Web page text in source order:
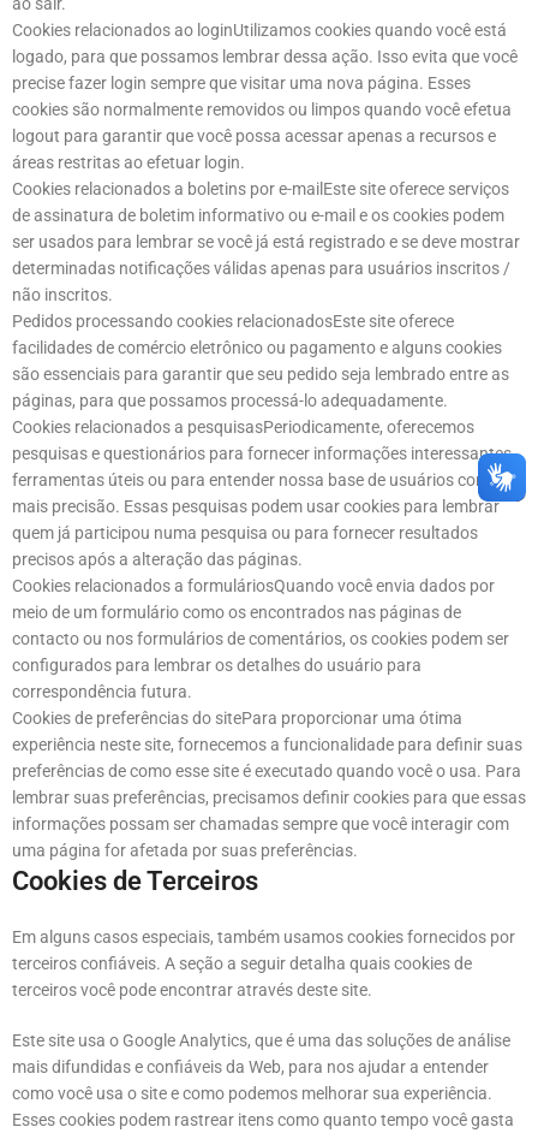
Cookies relacionados ao loginUtilizamos cookies quando você está
logado, para que possamos lembrar dessa ação. Isso evita que você
precise fazer login sempre que visitar uma nova página. Esses
cookies são normalmente removidos ou limpos quando você efetua
logout para garantir que você possa acessar apenas a recursos e
áreas restritas ao efetuar login.
Cookies relacionados a boletins por e-mailEste site oferece serviços
de assinatura de boletim informativo ou e-mail e os cookies podem
ser usados para lembrar se você já está registrado e se deve mostrar
determinadas notificações válidas apenas para usuários inscritos /
não inscritos.
Pedidos processando cookies relacionadosEste site oferece
facilidades de comércio eletrônico ou pagamento e alguns cookies
são essenciais para garantir que seu pedido seja lembrado entre as
páginas, para que possamos processá-lo adequadamente.
Cookies relacionados a pesquisasPeriodicamente, oferecemos
pesquisas e questionários para fornecer informações interessantes,
ferramentas úteis ou para entender nossa base de usuários com
mais precisão. Essas pesquisas podem usar cookies para lembrar
quem já participou numa pesquisa ou para fornecer resultados
precisos após a alteração das páginas.
Cookies relacionados a formuláriosQuando você envia dados por
meio de um formulário como os encontrados nas páginas de
contacto ou nos formulários de comentários, os cookies podem ser
configurados para lembrar os detalhes do usuário para
correspondência futura.
Cookies de preferências do sitePara proporcionar uma ótima
experiência neste site, fornecemos a funcionalidade para definir suas
preferências de como esse site é executado quando você o usa. Para
lembrar suas preferências, precisamos definir cookies para que essas
informações possam ser chamadas sempre que você interagir com
uma página for afetada por suas preferências.
Cookies de Terceiros
Em alguns casos especiais, também usamos cookies fornecidos por
terceiros confiáveis. A seção a seguir detalha quais cookies de
terceiros você pode encontrar através deste site.
Este site usa o Google Analytics, que é uma das soluções de análise
mais difundidas e confiáveis da Web, para nos ajudar a entender
como você usa o site e como podemos melhorar sua experiência.
Esses cookies podem rastrear itens como quanto tempo você gasta